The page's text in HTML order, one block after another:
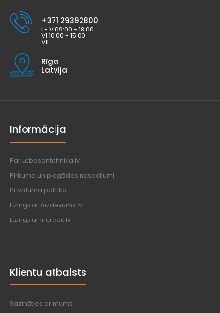
+371 29392800
I - V 09:00 - 18:00
VI 10:00 - 15:00
VII -
Rīga
Latvija
Informācija
Par Labasantehnika.lv
Pirkuma un piegādes nosacījumi
Privātuma politika
Līzings ar Aizdevums.lv
Līzings ar Incredit.lv
Klientu atbalsts
Sazināties ar mums